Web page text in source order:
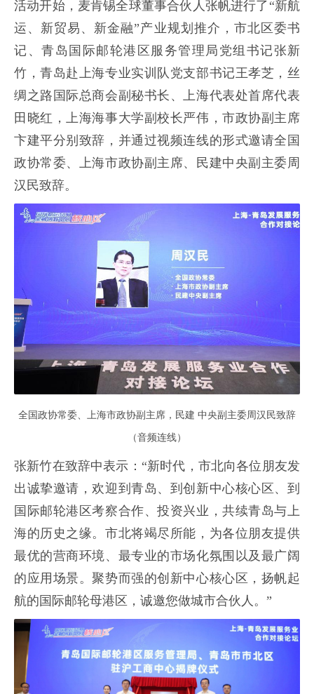
活动开始，麦肯锡全球董事合伙人张帆进行了“新航
运、新贸易、新金融”产业规划推介，市北区委书
记、青岛国际邮轮港区服务管理局党组书记张新
竹，青岛赴上海专业实训队党支部书记王孝芝，丝
绸之路国际总商会副秘书长、上海代表处首席代表
田晓红，上海海事大学副校长严伟，市政协副主席
卞建平分别致辞，并通过视频连线的形式邀请全国
政协常委、上海市政协副主席、民建中央副主委周
汉民致辞。
全国政协常委、上海市政协副主席，民建 中央副主委周汉民致辞
（音频连线）
张新竹在致辞中表示：“新时代，市北向各位朋友发
出诚挚邀请，欢迎到青岛、到创新中心核心区、到
国际邮轮港区考察合作、投资兴业，共续青岛与上
海的历史之缘。市北将竭尽所能，为各位朋友提供
最优的营商环境、最专业的市场化氛围以及最广阔
的应用场景。聚势而强的创新中心核心区，扬帆起
航的国际邮轮母港区，诚邀您做城市合伙人。”